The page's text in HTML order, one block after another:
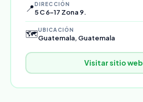
📍DIRECCIÓN
5 C 6-17 Zona 9.
🗺️UBICACIÓN
Guatemala, Guatemala
Visitar sitio web